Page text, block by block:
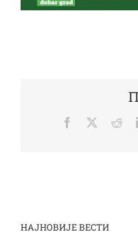
Facebook
Twitter
НАЈНОВИЈЕ ВЕСТИ